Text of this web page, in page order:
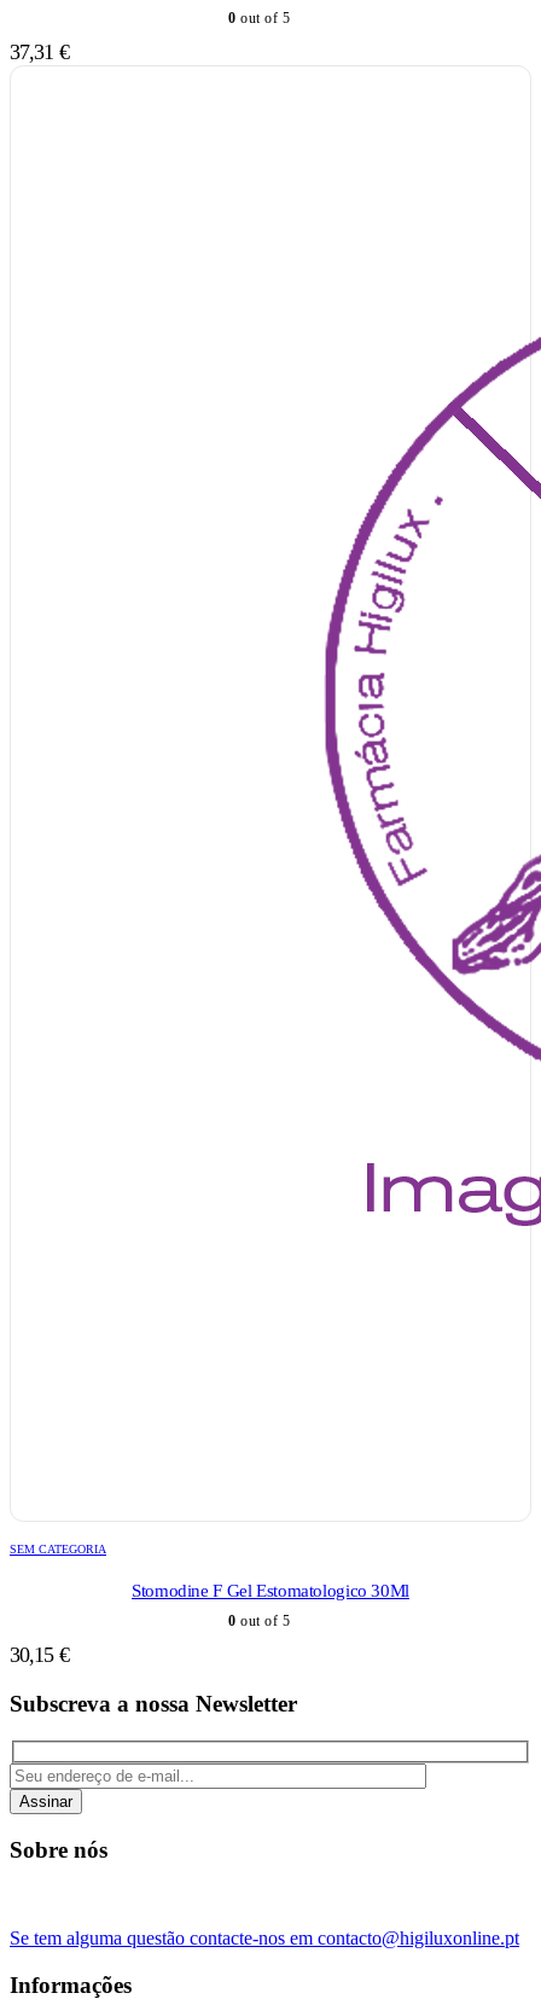
0 out of 5
37,31 €
SEM CATEGORIA
Stomodine F Gel Estomatologico 30Ml
0 out of 5
30,15 €
Subscreva a nossa Newsletter
Assinar
Sobre nós
Se tem alguma questão contacte-nos em contacto@higiluxonline.pt
Informações